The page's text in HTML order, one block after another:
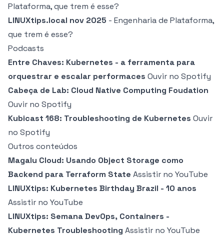
Plataforma, que trem é esse?
LINUXtips.local nov 2025 - Engenharia de Plataforma,
que trem é esse?
Podcasts
Entre Chaves: Kubernetes - a ferramenta para
orquestrar e escalar performaces Ouvir no Spotify
Cabeça de Lab: Cloud Native Computing Foudation
Ouvir no Spotify
Kubicast 168: Troubleshooting de Kubernetes Ouvir
no Spotify
Outros conteúdos
Magalu Cloud: Usando Object Storage como
Backend para Terraform State Assistir no YouTube
LINUXtips: Kubernetes Birthday Brazil - 10 anos
Assistir no YouTube
LINUXtips: Semana DevOps, Containers -
Kubernetes Troubleshooting Assistir no YouTube